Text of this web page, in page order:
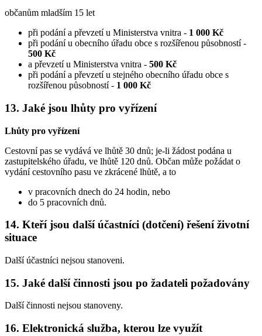
občanům mladším 15 let
při podání a převzetí u Ministerstva vnitra - 1 000 Kč
při podání u obecního úřadu obce s rozšířenou působností -
500 Kč
a převzetí u Ministerstva vnitra - 500 Kč
při podání a převzetí u stejného obecního úřadu obce s
rozšířenou působností - 1 000 Kč
13. Jaké jsou lhůty pro vyřízení
Lhůty pro vyřízení
Cestovní pas se vydává ve lhůtě 30 dnů; je-li žádost podána u
zastupitelského úřadu, ve lhůtě 120 dnů. Občan může požádat o
vydání cestovního pasu ve zkrácené lhůtě, a to
v pracovních dnech do 24 hodin, nebo
do 5 pracovních dnů.
14. Kteří jsou další účastníci (dotčení) řešení životní
situace
Další účastníci nejsou stanoveni.
15. Jaké další činnosti jsou po žadateli požadovány
Další činnosti nejsou stanoveny.
16. Elektronická služba, kterou lze využít